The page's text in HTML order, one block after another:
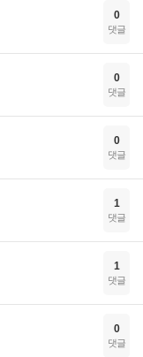
0
댓글
0
댓글
0
댓글
1
댓글
1
댓글
0
댓글